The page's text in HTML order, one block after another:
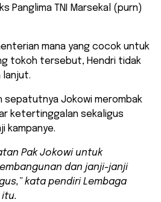
Panglima TNI Marsekal (purn)
mana yang cocok untuk
tokoh tersebut, Hendri tidak
lanjut.
sepatutnya Jokowi merombak
ketertinggalan sekaligus
kampanye.
Pak Jokowi untuk
dan janji-janji
kata pendiri Lembaga
itu.